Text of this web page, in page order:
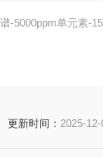
-5000ppm单元素-
更新时间： 2025-12-